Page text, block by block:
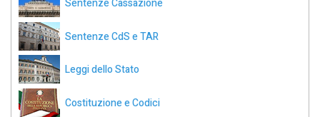
Sentenze Cassazione
Sentenze CdS e TAR
Leggi dello Stato
Costituzione e Codici